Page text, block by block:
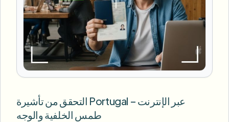
التحقق من تأشيرة Portugal عبر الإنترنت –
طمس الخلفية والوجه